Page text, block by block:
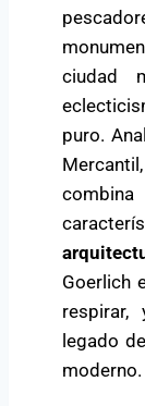
ciudad
puro.
Goerlich
respirar,
legado
moderno.